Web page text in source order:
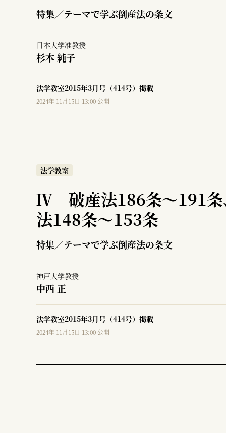
特集／テーマで学ぶ倒産法の条文
日本大学准教授
杉本 純子
法学教室2015年3月号（414号）掲載
2024年 11月15日 13:00 公開
法学教室
Ⅳ 破産法186条～191条
法148条～153条
特集／テーマで学ぶ倒産法の条文
神戸大学教授
中西 正
法学教室2015年3月号（414号）掲載
2024年 11月15日 13:00 公開